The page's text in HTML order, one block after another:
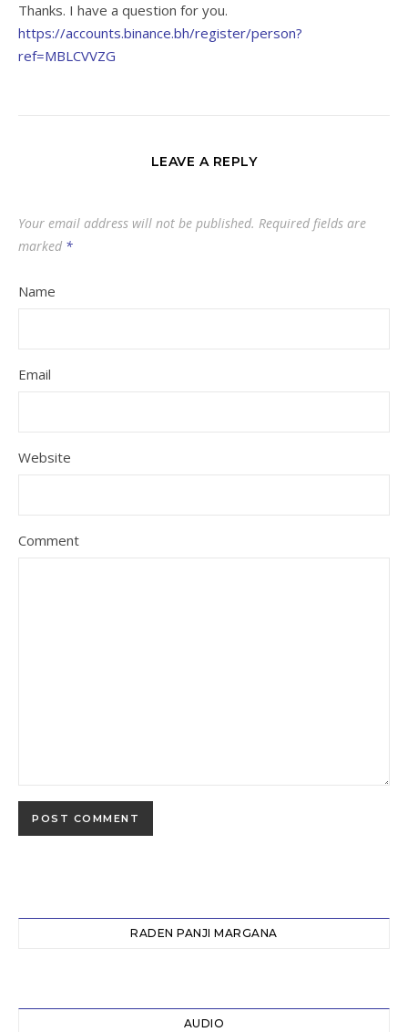
Thanks. I have a question for you.
https://accounts.binance.bh/register/person?
ref=MBLCVVZG
LEAVE A REPLY
Your email address will not be published. Required fields are
marked *
Name
Email
Website
Comment
RADEN PANJI MARGANA
AUDIO